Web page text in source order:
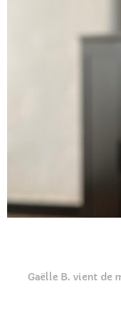
Gaëlle B. vient de